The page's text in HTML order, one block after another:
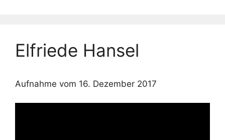
Elfriede Hansel
Aufnahme vom 16. Dezember 2017